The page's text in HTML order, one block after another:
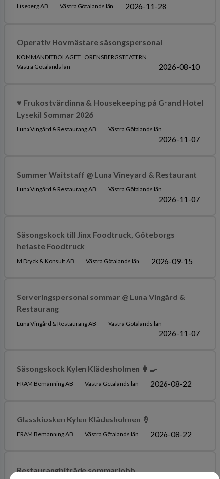
Liseberg AB Västra Götalands län 2026-11-28
Operativ Hovmästare säsongspersonal
KOMMANDITBOLAGET LORENSBERGSTEATERN
Västra Götalands län
2026-08-10
♥ Frukostvärdinna & Housekeeping på Grand Hotel
Lysekil Sommar 2026
Luna Vingård & Restaurang AB Västra Götalands län
2026-11-07
Summer Waitstaff @ Luna Vineyard & Restaurant
Luna Vingård & Restaurang AB Västra Götalands län
2026-11-07
Säsongskock till Jinx Foodtruck, Göteborgs
hetaste Foodtruck
M Dryck & Konsult AB Västra Götalands län 2026-09-15
Serveringspersonal sommar @ Luna Vingård &
Restaurang
Luna Vingård & Restaurang AB Västra Götalands län
2026-11-07
Säsongskock Kylen Klädesholmen 👩‍🍳
FRAM Bemanning AB Västra Götalands län 2026-08-22
Glasskiosken Kylen Klädesholmen 🍦
FRAM Bemanning AB Västra Götalands län 2026-08-22
Restaurangbiträde sommarjobb